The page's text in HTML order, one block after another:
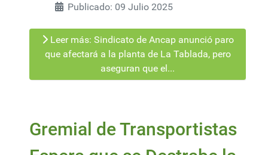
Publicado: 09 Julio 2025
Leer más: Sindicato de Ancap anunció paro
que afectará a la planta de La Tablada, pero
aseguran que el...
Gremial de Transportistas